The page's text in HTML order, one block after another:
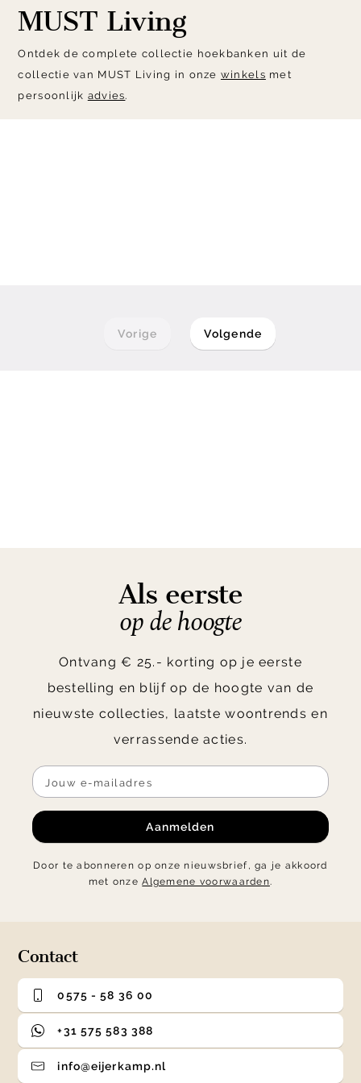
MUST Living
Ontdek de complete collectie hoekbanken uit de
collectie van MUST Living in onze winkels met
persoonlijk advies.
Vorige Volgende
Als eerste
op de hoogte
Ontvang € 25.- korting op je eerste
bestelling en blijf op de hoogte van de
nieuwste collecties, laatste woontrends en
verrassende acties.
Aanmelden
Door te abonneren op onze nieuwsbrief, ga je akkoord
met onzeAlgemene voorwaarden.
Contact
0575 - 58 36 00
+31 575 583 388
info@eijerkamp.nl